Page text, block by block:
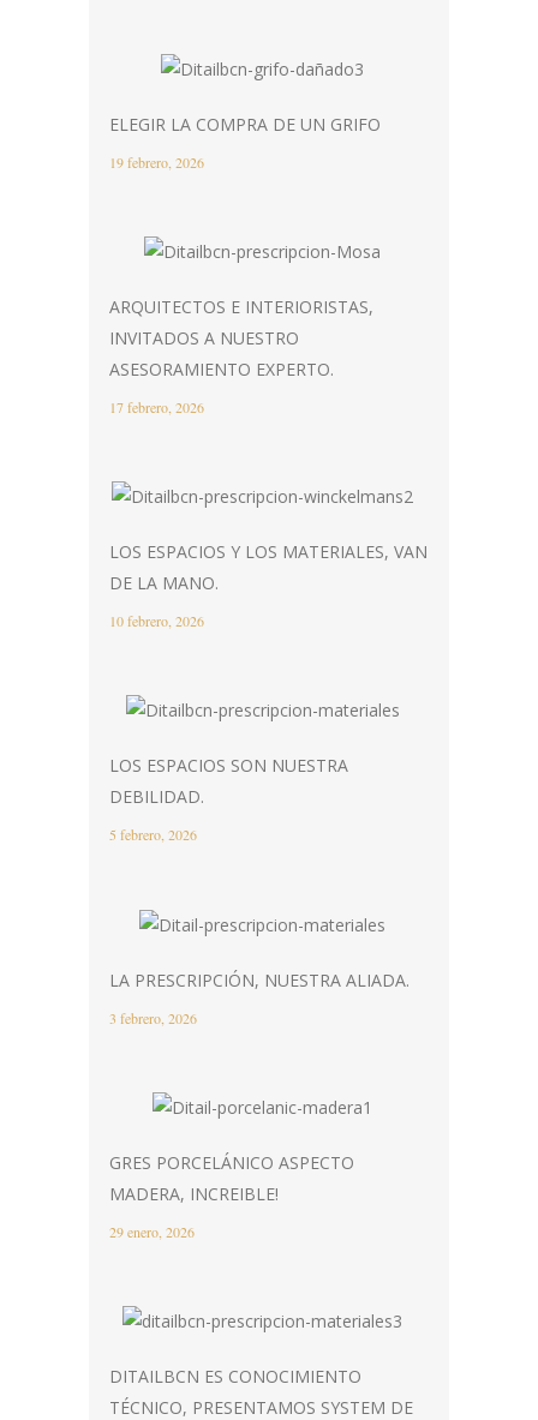
ELEGIR LA COMPRA DE UN GRIFO
19 febrero, 2026
ARQUITECTOS E INTERIORISTAS,
INVITADOS A NUESTRO
ASESORAMIENTO EXPERTO.
17 febrero, 2026
LOS ESPACIOS Y LOS MATERIALES, VAN
DE LA MANO.
10 febrero, 2026
LOS ESPACIOS SON NUESTRA
DEBILIDAD.
5 febrero, 2026
LA PRESCRIPCIÓN, NUESTRA ALIADA.
3 febrero, 2026
GRES PORCELÁNICO ASPECTO
MADERA, INCREIBLE!
29 enero, 2026
DITAILBCN ES CONOCIMIENTO
TÉCNICO, PRESENTAMOS SYSTEM DE